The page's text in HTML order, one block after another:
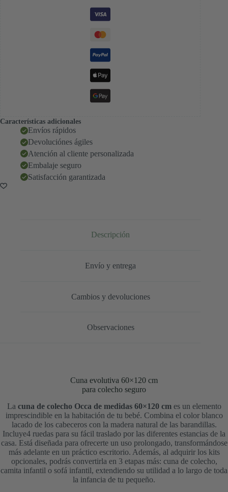
Características adicionales
Envíos rápidos
Devoluciónes ágiles
Atención al cliente personalizada
Embalaje seguro
Satisfacción garantizada
Descripción
Envío y entrega
Cambios y devoluciones
Observaciones
Cuna evolutiva 60×120 cm
para colecho seguro
La cuna de colecho Occa de medidas 60×120 cmes un elemento
imprescindible en la habitación de tu bebé. Combina el color blanco
lacado de los cabeceros con la madera natural de las barandillas.
Incluye4 ruedas para su fácil traslado por las diferentes estancias de la
casa. Está diseñada para ofrecerte un uso prolongado, transformándose
más adelante en un práctico escritorio. Además, al adquirir los kits
opcionales, podrás convertirla en 3 etapas más: cuna de colecho,
camita infantil o sofá infantil, extendiendo su utilidad a lo largo de toda
la infancia de tu pequeño.